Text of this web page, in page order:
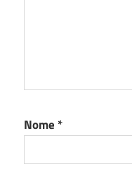
Nome *